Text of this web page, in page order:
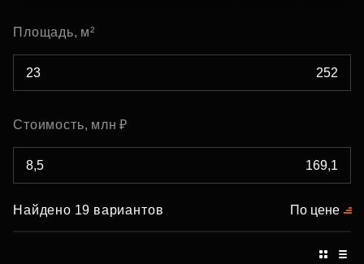
Площадь, м²
Стоимость, млн ₽
Найдено 19 вариантов По цене